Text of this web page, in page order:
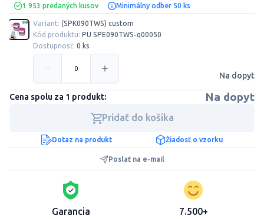
1 953 predaných kusov Minimálny odber 50 ks
Variant: (SPK090TWS) custom
Kód produktu: PU SPE090TWS-q00050
Dostupnosť: 0 ks
Na dopyt
Cena spolu za 1 produkt: Na dopyt
Pridať do košíka
Dotaz na produkt Žiadosť o vzorku
Poslať na e-mail
Garancia 7.500+